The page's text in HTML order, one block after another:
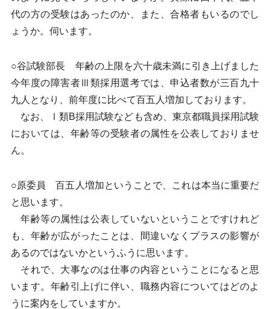
代の方の受験はあったのか、また、合格者もいるのでし
ょうか。伺います。
○谷試験部長 年齢の上限を六十歳未満に引き上げました
今年度の障害者Ⅲ類採用選考では、申込者数が三百九十
九人となり、前年度に比べて百五人増加しております。
なお、Ⅰ類B採用試験なども含め、東京都職員採用試験
においては、年齢等の受験者の属性を公表しておりませ
ん。
○原委員 百五人増加ということで、これは本当に重要だ
と思います。
年齢等の属性は公表していないということですけれど
も、年齢が広がったことは、間違いなくプラスの影響が
あるのではないかというふうに思います。
それで、大事なのは仕事の内容ということになると思
います。年齢引上げに伴い、職務内容についてはどのよ
うに案内をしていますか。